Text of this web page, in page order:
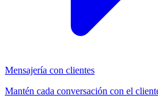
Mensajería con clientes
Mantén cada conversación con el